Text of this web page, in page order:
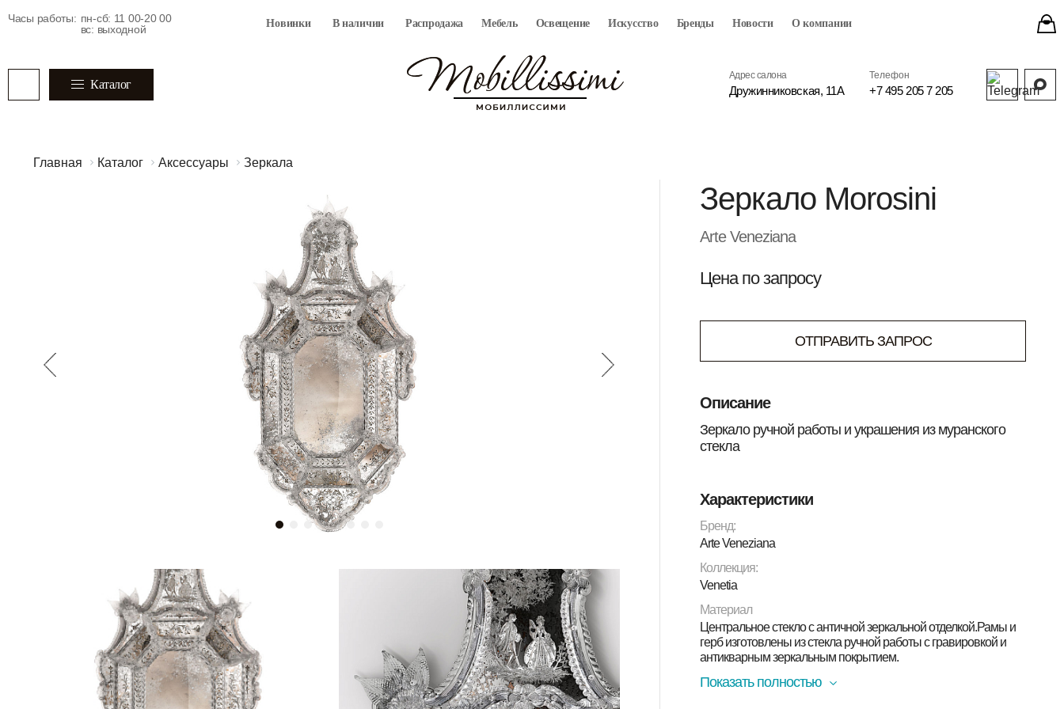
Часы работы: пн-сб: 11 00-20 00
вс: выходной
Новинки В наличии Распродажа Мебель Освещение Искусство Бренды Новости О компании
Каталог
Адрес салона
Дружинниковская, 11А
Телефон
+7 495 205 7 205
Главная Каталог Аксессуары Зеркала
Зеркало Morosini
Arte Veneziana
Цена по запросу
ОТПРАВИТЬ ЗАПРОС
Описание
Зеркало ручной работы и украшения из муранского
стекла
Характеристики
Бренд:
Arte Veneziana
Коллекция:
Venetia
Материал
Центральное стекло с античной зеркальной отделкой.Рамы и
герб изготовлены из стекла ручной работы с гравировкой и
антикварным зеркальным покрытием.
Показать полностью